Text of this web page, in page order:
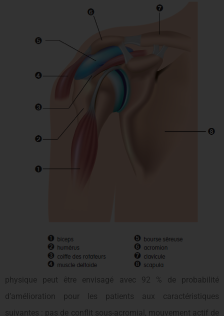
physique peut être envisagé avec 92 % de probabilité
d’amélioration pour les patients aux caractéristiques
suivantes : pas de conflit sous-acromial, mouvement actif de